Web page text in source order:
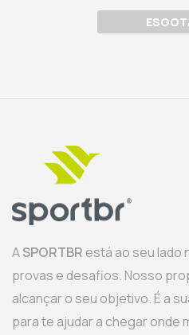
ASPORTBR está ao seu lado
provas e desafios. Nosso
alcançar o seu objetivo. É a
para te ajudar a chegar onde